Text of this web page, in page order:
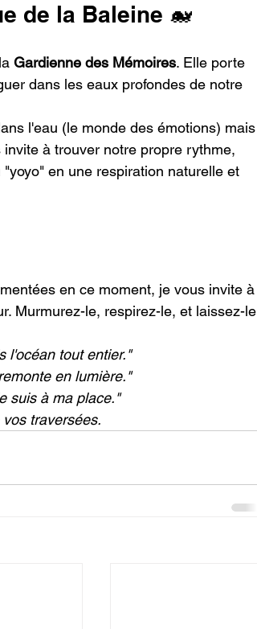
de la Baleine 🐋
Gardienne des Mémoires. Elle porte
dans les eaux profondes de notre
l'eau (le monde des émotions) mais
à trouver notre propre rythme,
en une respiration naturelle et
en ce moment, je vous invite à
Murmurez-le, respirez-le, et laissez-le
l'océan tout entier."
en lumière."
suis à ma place."
traversées.